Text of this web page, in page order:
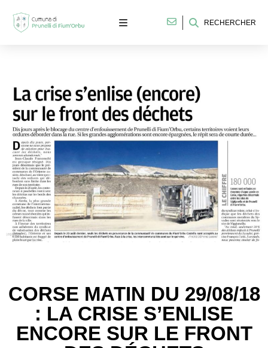
RECHERCHER
CORSE MATIN DU 29/08/18
: LA CRISE S’ENLISE
ENCORE SUR LE FRONT